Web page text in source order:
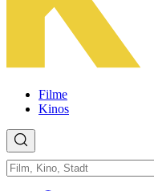
Filme
Kinos